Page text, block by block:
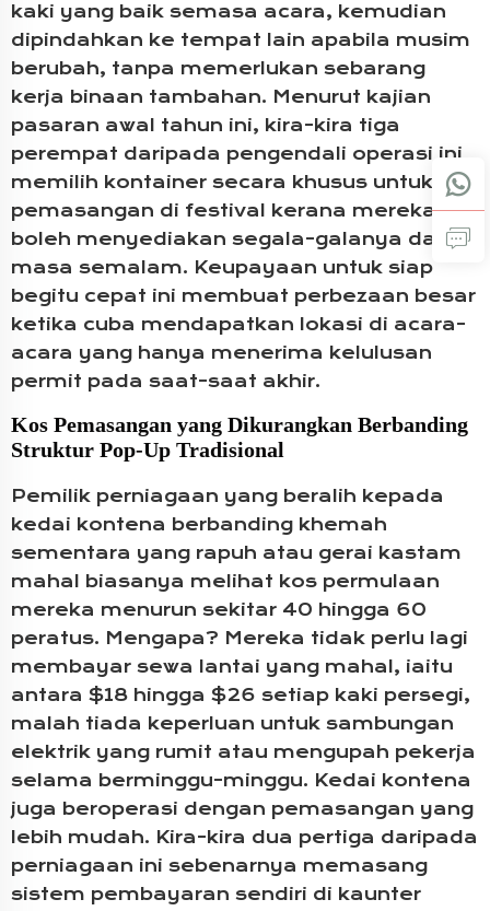
kaki yang baik semasa acara, kemudian
dipindahkan ke tempat lain apabila musim
berubah, tanpa memerlukan sebarang
kerja binaan tambahan. Menurut kajian
pasaran awal tahun ini, kira-kira tiga
perempat daripada pengendali operasi ini
memilih kontainer secara khusus untuk
pemasangan di festival kerana mereka
boleh menyediakan segala-galanya dalam
masa semalam. Keupayaan untuk siap
begitu cepat ini membuat perbezaan besar
ketika cuba mendapatkan lokasi di acara-
acara yang hanya menerima kelulusan
permit pada saat-saat akhir.
Kos Pemasangan yang Dikurangkan Berbanding
Struktur Pop-Up Tradisional
Pemilik perniagaan yang beralih kepada
kedai kontena berbanding khemah
sementara yang rapuh atau gerai kastam
mahal biasanya melihat kos permulaan
mereka menurun sekitar 40 hingga 60
peratus. Mengapa? Mereka tidak perlu lagi
membayar sewa lantai yang mahal, iaitu
antara $18 hingga $26 setiap kaki persegi,
malah tiada keperluan untuk sambungan
elektrik yang rumit atau mengupah pekerja
selama berminggu-minggu. Kedai kontena
juga beroperasi dengan pemasangan yang
lebih mudah. Kira-kira dua pertiga daripada
perniagaan ini sebenarnya memasang
sistem pembayaran sendiri di kaunter